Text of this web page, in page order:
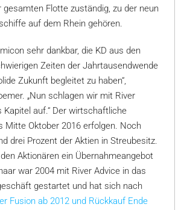
gesamten Flotte zuständig, zu der neun
auf dem Rhein gehören.
sehr dankbar, die KD aus den
Zeiten der Jahrtausendwende
Zukunft begleitet zu haben“,
„Nun schlagen wir mit River
Kapitel auf.“ Der wirtschaftliche
Mitte Oktober 2016 erfolgen. Noch
drei Prozent der Aktien in Streubesitz.
Aktionären ein Übernahmeangebot
war 2004 mit River Advice in das
gestartet und hat sich nach
Fusion ab 2012 und Rückkauf Ende